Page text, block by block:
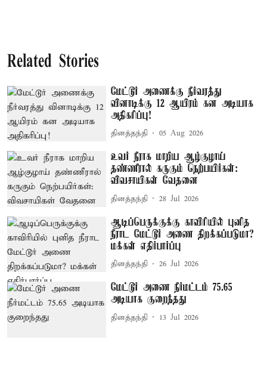
Related Stories
மேட்டூர் அணைக்கு நீர்வரத்து
வினாடிக்கு 12 ஆயிரம் கன அடியாக
அதிகரிப்பு!
தினத்தந்தி 05 Aug 2026
உவர் நீராக மாறிய ஆழ்குழாய்
தண்ணீரால் கருகும் நெற்பயிர்கள்:
விவசாயிகள் வேதனை
தினத்தந்தி 28 Jul 2026
ஆடிப்பெருக்குக்கு காவிரியில் புனித
நீராட மேட்டூர் அணை திறக்கப்படுமா?
மக்கள் எதிர்பார்ப்பு
தினத்தந்தி 26 Jul 2026
மேட்டூர் அணை நீர்மட்டம் 75.65
அடியாக குறைந்தது
தினத்தந்தி 13 Jul 2026